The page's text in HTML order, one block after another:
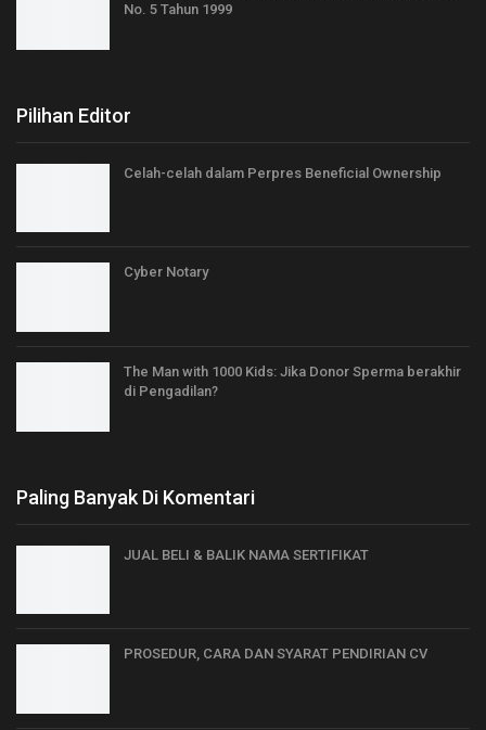
No. 5 Tahun 1999
Pilihan Editor
Celah-celah dalam Perpres Beneficial Ownership
Cyber Notary
The Man with 1000 Kids: Jika Donor Sperma berakhir
di Pengadilan?
Paling Banyak Di Komentari
JUAL BELI & BALIK NAMA SERTIFIKAT
PROSEDUR, CARA DAN SYARAT PENDIRIAN CV